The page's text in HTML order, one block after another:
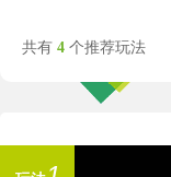
共有 4 个推荐玩法